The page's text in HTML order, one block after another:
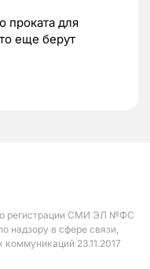
проката для
еще берут
регистрации СМИ ЭЛ №ФС
надзору в сфере связи,
23.11.2017